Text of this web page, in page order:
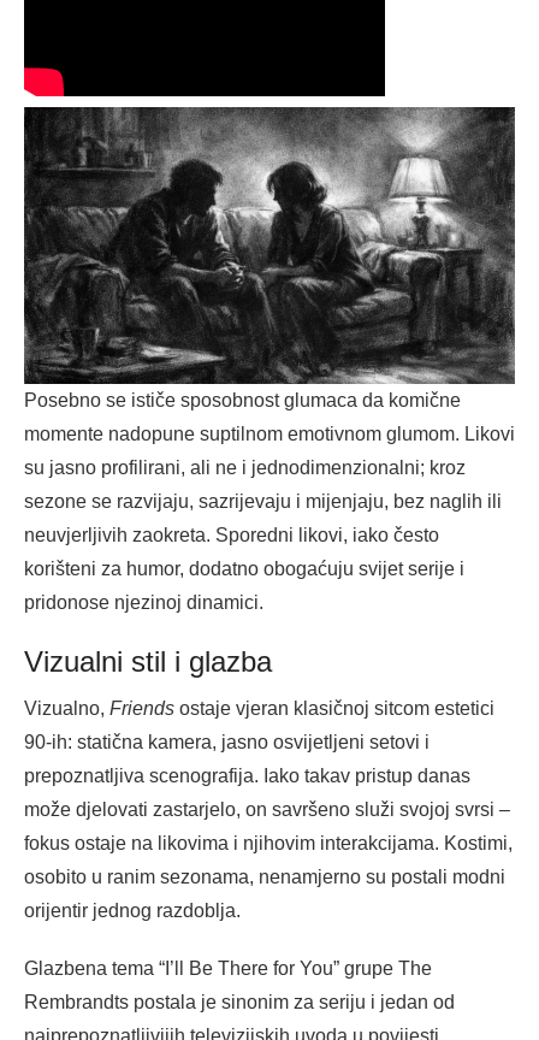
Posebno se ističe sposobnost glumaca da komične
momente nadopune suptilnom emotivnom glumom. Likovi
su jasno profilirani, ali ne i jednodimenzionalni; kroz
sezone se razvijaju, sazrijevaju i mijenjaju, bez naglih ili
neuvjerljivih zaokreta. Sporedni likovi, iako često
korišteni za humor, dodatno obogaćuju svijet serije i
pridonose njezinoj dinamici.
Vizualni stil i glazba
Vizualno, Friends ostaje vjeran klasičnoj sitcom estetici
90-ih: statična kamera, jasno osvijetljeni setovi i
prepoznatljiva scenografija. Iako takav pristup danas
može djelovati zastarjelo, on savršeno služi svojoj svrsi –
fokus ostaje na likovima i njihovim interakcijama. Kostimi,
osobito u ranim sezonama, nenamjerno su postali modni
orijentir jednog razdoblja.
Glazbena tema “I’ll Be There for You” grupe The
Rembrandts postala je sinonim za seriju i jedan od
najprepoznatljivijih televizijskih uvoda u povijesti.